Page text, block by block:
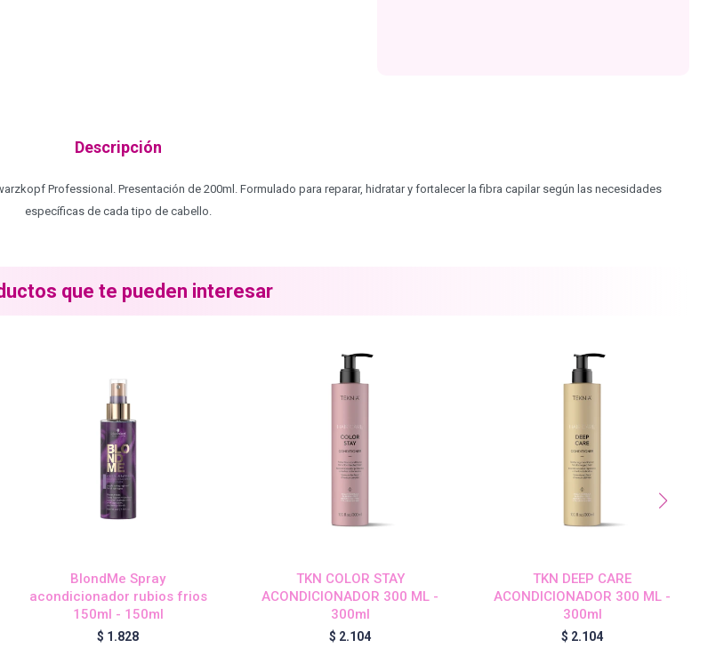
Descripción
Professional. Presentación de 200ml. Formulado para reparar, hidratar y fortalecer la fibra capilar según las necesidades
específicas de cada tipo de cabello.
que te pueden interesar
BlondMe Spray
acondicionador rubios frios
150ml - 150ml
$ 1.828
TKN COLOR STAY
ACONDICIONADOR 300 ML -
300ml
$ 2.104
TKN DEEP CARE
ACONDICIONADOR 300 ML -
300ml
$ 2.104